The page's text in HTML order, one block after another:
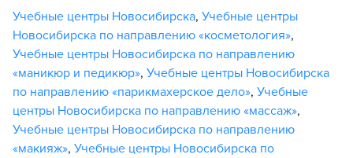
Учебные центры Новосибирска, Учебные центры
Новосибирска по направлению «косметология»,
Учебные центры Новосибирска по направлению
«маникюр и педикюр», Учебные центры Новосибирска
по направлению «парикмахерское дело», Учебные
центры Новосибирска по направлению «массаж»,
Учебные центры Новосибирска по направлению
«макияж», Учебные центры Новосибирска по